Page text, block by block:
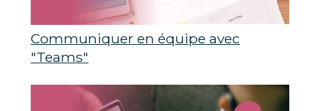
Communiquer en équipe avec
"Teams"